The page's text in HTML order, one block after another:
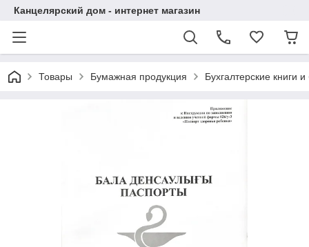
Канцелярский дом - интернет магазин
Товары Бумажная продукция Бухгалтерские книги и